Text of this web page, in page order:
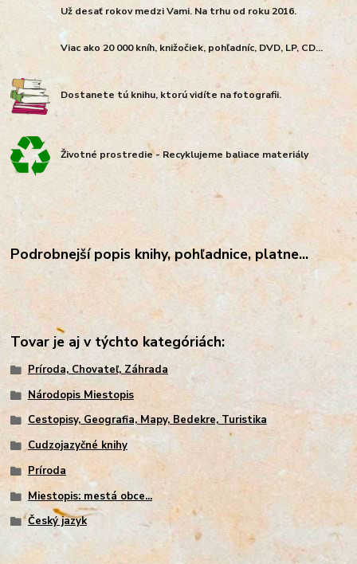
Už desať rokov medzi Vami. Na trhu od roku 2016.
Viac ako 20 000 kníh, knižočiek, pohľadníc, DVD, LP, CD...
Dostanete tú knihu, ktorú vidíte na fotografii.
Životné prostredie - Recyklujeme baliace materiály
Podrobnejší popis knihy, pohľadnice, platne...
Tovar je aj v týchto kategóriách:
Príroda, Chovateľ, Záhrada
Národopis Miestopis
Cestopisy, Geografia, Mapy, Bedekre, Turistika
Cudzojazyčné knihy
Príroda
Miestopis: mestá obce...
Český jazyk